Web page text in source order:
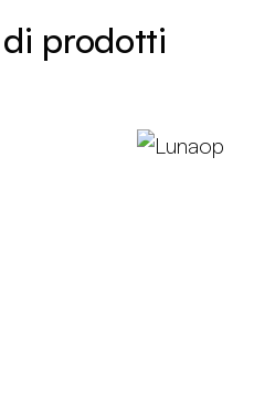
prodotti